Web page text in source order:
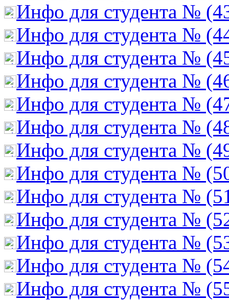
Инфо для студента №
Инфо для студента №
Инфо для студента №
Инфо для студента №
Инфо для студента №
Инфо для студента №
Инфо для студента №
Инфо для студента №
Инфо для студента №
Инфо для студента №
Инфо для студента №
Инфо для студента №
Инфо для студента №